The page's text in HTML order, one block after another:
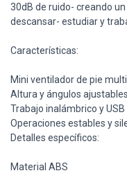
30dB de ruido- creando
descansar- estudiar y
Características:
Mini ventilador de pie
Altura y ángulos ajustables
Trabajo inalámbrico y
Operaciones estables y
Detalles específicos:
Material ABS